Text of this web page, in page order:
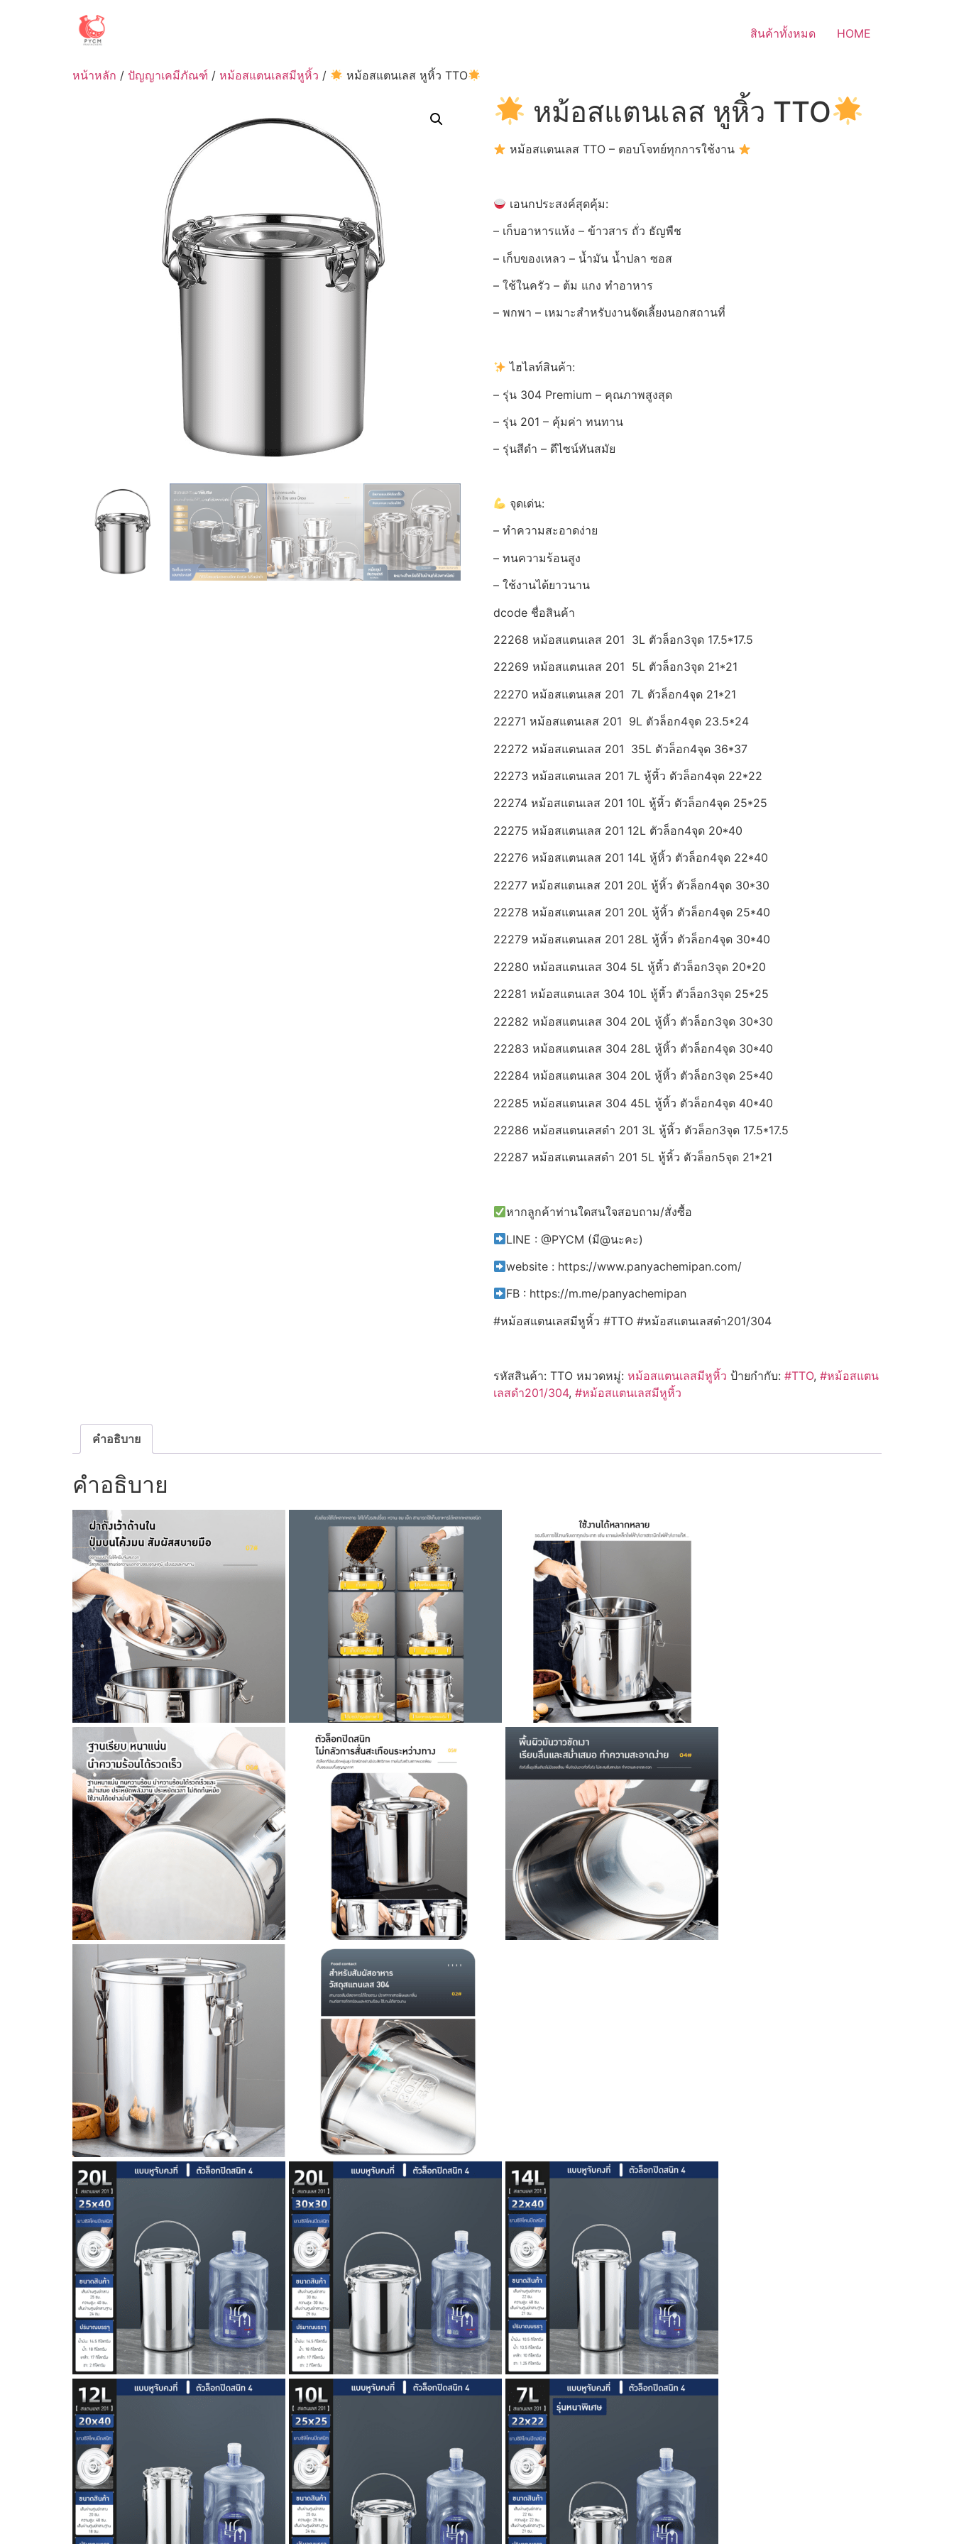
สินค้าทั้งหมด HOME
หน้าหลัก / ปัญญาเคมีภัณฑ์ / หม้อสแตนเลสมีหูหิ้ว / หม้อสแตนเลส หูหิ้ว TTO
หม้อสแตนเลส หูหิ้ว TTO
หม้อสแตนเลส TTO – ตอบโจทย์ทุกการใช้งาน
เอนกประสงค์สุดคุ้ม:
– เก็บอาหารแห้ง – ข้าวสาร ถั่ว ธัญพืช
– เก็บของเหลว – น้ำมัน น้ำปลา ซอส
– ใช้ในครัว – ต้ม แกง ทำอาหาร
– พกพา – เหมาะสำหรับงานจัดเลี้ยงนอกสถานที่
ไฮไลท์สินค้า:
– รุ่น 304 Premium – คุณภาพสูงสุด
– รุ่น 201 – คุ้มค่า ทนทาน
– รุ่นสีดำ – ดีไซน์ทันสมัย
จุดเด่น:
– ทำความสะอาดง่าย
– ทนความร้อนสูง
– ใช้งานได้ยาวนาน
dcode ชื่อสินค้า
22268 หม้อสแตนเลส 201 3L ตัวล็อก3จุด 17.5*17.5
22269 หม้อสแตนเลส 201 5L ตัวล็อก3จุด 21*21
22270 หม้อสแตนเลส 201 7L ตัวล็อก4จุด 21*21
22271 หม้อสแตนเลส 201 9L ตัวล็อก4จุด 23.5*24
22272 หม้อสแตนเลส 201 35L ตัวล็อก4จุด 36*37
22273 หม้อสแตนเลส 201 7L หู้หิ้ว ตัวล็อก4จุด 22*22
22274 หม้อสแตนเลส 201 10L หู้หิ้ว ตัวล็อก4จุด 25*25
22275 หม้อสแตนเลส 201 12L ตัวล็อก4จุด 20*40
22276 หม้อสแตนเลส 201 14L หู้หิ้ว ตัวล็อก4จุด 22*40
22277 หม้อสแตนเลส 201 20L หู้หิ้ว ตัวล็อก4จุด 30*30
22278 หม้อสแตนเลส 201 20L หู้หิ้ว ตัวล็อก4จุด 25*40
22279 หม้อสแตนเลส 201 28L หู้หิ้ว ตัวล็อก4จุด 30*40
22280 หม้อสแตนเลส 304 5L หู้หิ้ว ตัวล็อก3จุด 20*20
22281 หม้อสแตนเลส 304 10L หู้หิ้ว ตัวล็อก3จุด 25*25
22282 หม้อสแตนเลส 304 20L หู้หิ้ว ตัวล็อก3จุด 30*30
22283 หม้อสแตนเลส 304 28L หู้หิ้ว ตัวล็อก4จุด 30*40
22284 หม้อสแตนเลส 304 20L หู้หิ้ว ตัวล็อก3จุด 25*40
22285 หม้อสแตนเลส 304 45L หู้หิ้ว ตัวล็อก4จุด 40*40
22286 หม้อสแตนเลสดำ 201 3L หู้หิ้ว ตัวล็อก3จุด 17.5*17.5
22287 หม้อสแตนเลสดำ 201 5L หู้หิ้ว ตัวล็อก5จุด 21*21
หากลูกค้าท่านใดสนใจสอบถาม/สั่งซื้อ
LINE : @PYCM (มี@นะคะ)
website : https://www.panyachemipan.com/
FB : https://m.me/panyachemipan
#หม้อสแตนเลสมีหูหิ้ว #TTO #หม้อสแตนเลสดำ201/304
รหัสสินค้า: TTO หมวดหมู่: หม้อสแตนเลสมีหูหิ้ว ป้ายกำกับ: #TTO, #หม้อสแตน
เลสดำ201/304, #หม้อสแตนเลสมีหูหิ้ว
คำอธิบาย
คำอธิบาย